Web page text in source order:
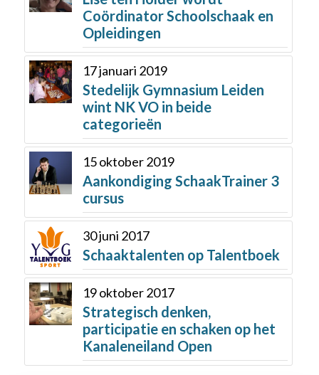
Coördinator Schoolschaak en
Opleidingen
17 januari 2019
Stedelijk Gymnasium Leiden
wint NK VO in beide
categorieën
15 oktober 2019
Aankondiging SchaakTrainer 3
cursus
30 juni 2017
Schaaktalenten op Talentboek
19 oktober 2017
Strategisch denken,
participatie en schaken op het
Kanaleneiland Open